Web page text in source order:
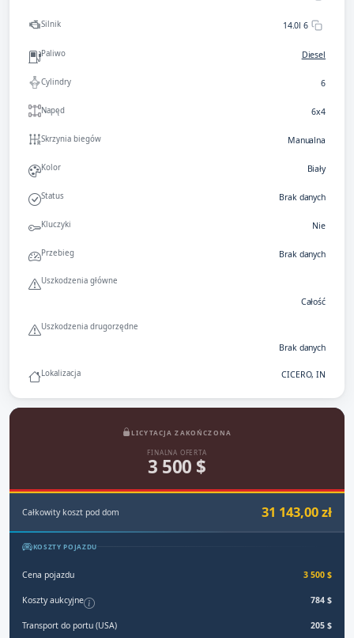
Silnik 14.0l 6
Paliwo Diesel
Cylindry 6
Napęd 6x4
Skrzynia biegów Manualna
Kolor Biały
Status Brak danych
Kluczyki Nie
Przebieg Brak danych
Uszkodzenia główne
Całość
Uszkodzenia drugorzędne
Brak danych
Lokalizacja CICERO, IN
LICYTACJA ZAKOŃCZONA
FINALNA OFERTA
3 500 $
Całkowity koszt pod dom 31 143,00 zł
KOSZTY POJAZDU
Cena pojazdu 3 500 $
Koszty aukcyjne 784 $
Transport do portu (USA) 205 $